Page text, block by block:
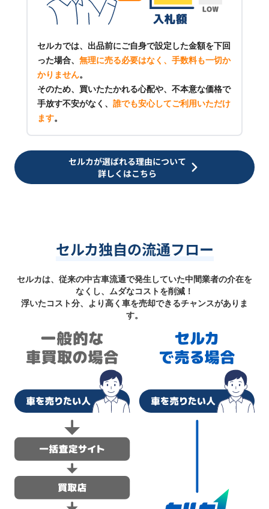
セルカでは、出品前にご自身で設定した金額を下回
った場合、 無理に売る必要はなく、手数料も一切か
かりません。
そのため、買いたたかれる心配や、不本意な価格で
手放す不安がなく、 誰でも安心してご利用いただけ
ます。
セルカが選ばれる理由について
詳しくはこちら
セルカ独自の流通フロー
セルカは、従来の中古車流通で発生していた中間業者の介在を
なくし、ムダなコストを削減！
浮いたコスト分、より高く車を売却できるチャンスがありま
す。